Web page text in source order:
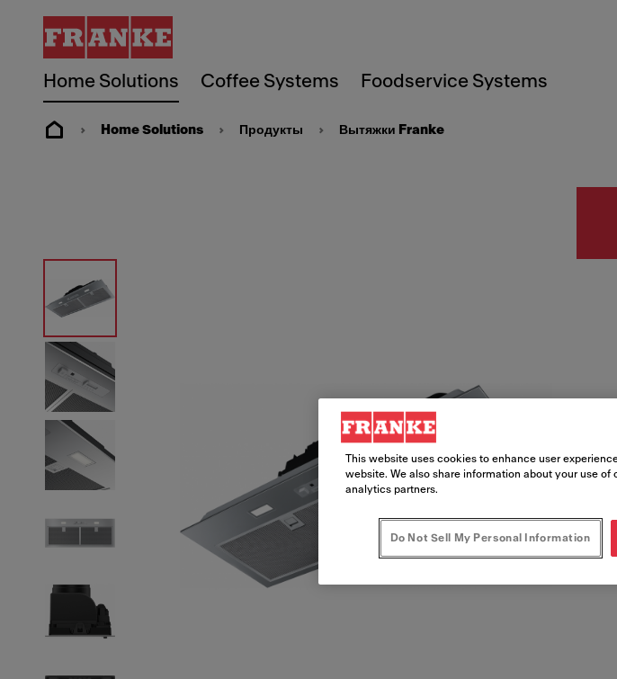
Home Solutions Coffee Systems Foodservice Systems
Home Solutions Продукты Вытяжки Franke
This website uses cookies to enhance user
website. We also share information about your use
analytics partners.
Do Not Sell My Personal Information